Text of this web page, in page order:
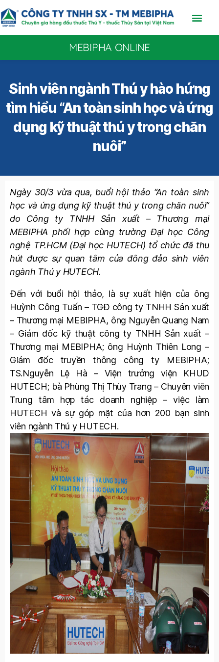
MEBIPHA ONLINE
Sinh viên ngành Thú y hào hứng
tìm hiểu “An toàn sinh học và ứng
dụng kỹ thuật thú y trong chăn
nuôi”
Ngày 30/3 vừa qua, buổi hội thảo “An toàn sinh
học và ứng dụng kỹ thuật thú y trong chăn nuôi”
do Công ty TNHH Sản xuất – Thương mại
MEBIPHA phối hợp cùng trường Đại học Công
nghệ TP.HCM (Đại học HUTECH) tổ chức đã thu
hút được sự quan tâm của đông đảo sinh viên
ngành Thú y HUTECH.
Đến với buổi hội thảo, là sự xuất hiện của ông
Huỳnh Công Tuấn – TGĐ công ty TNHH Sản xuất
– Thương mại MEBIPHA, ông Nguyễn Quang Nam
– Giám đốc kỹ thuật công ty TNHH Sản xuất –
Thương mại MEBIPHA; ông Huỳnh Thiên Long –
Giám đốc truyền thông công ty MEBIPHA;
TS.Nguyễn Lệ Hà – Viện trưởng viện KHUD
HUTECH; bà Phùng Thị Thùy Trang – Chuyên viên
Trung tâm hợp tác doanh nghiệp – việc làm
HUTECH và sự góp mặt của hơn 200 bạn sinh
viên ngành Thú y HUTECH.